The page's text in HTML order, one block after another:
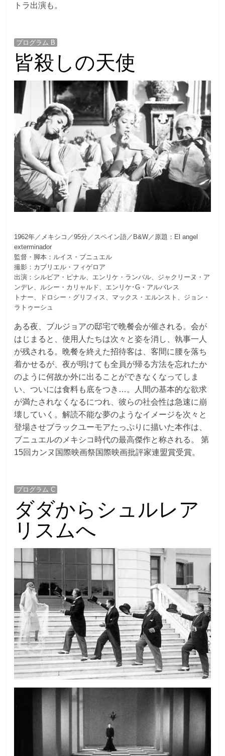
トラ出演も。
プログラム B
皆殺しの天使
1962年／メキシコ／95分／スペイン語／B&W／原題：El angel
exterminador
監督・脚本：ルイス・ブニュエル
撮影：カブリエル・フィゲロア
出演：シルビア・ピナル、エンリケ・ランバル、ジャクリーヌ・ア
ンデレ、ルシー・カリャルド、エンリケ･G・アルバレス
トナー、ドロシー・グリフィス、マックス・エルンスト、ジョン・
ラトゥーシュ
ある夜、ブルジョアの邸宅で晩餐会が催される。会が
はじまると、使用人たちは次々と姿を消し、執事一人
が残される。晩餐を終えた招待客は、客間に腰を落ち
着かせるが、夜が明けても全員が帰る方法を忘れたか
のように何故か外に出ることができなくなってしま
い、ついには食料も底をつき…。人間の基本的な欲求
が満たされなくなるにつれ、彼らの社会性は急速に崩
壊していく。解読不能な夢のようなイメージを次々と
登場させブラックユーモアたっぷりに描いた本作は、
ブニュエルのメキシコ時代の最高傑作と称される。 第
15回カンヌ国際映画祭国際映画批評家連盟賞受賞。
プログラム C
ダダからシュルレア
リスムへ